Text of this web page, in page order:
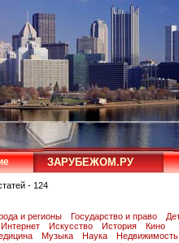
ЗАРУБЕЖОМ.РУ
- 124
и регионы Государство и право
Интернет Искусство История
Кино
Музыка Наука
Недвижимость